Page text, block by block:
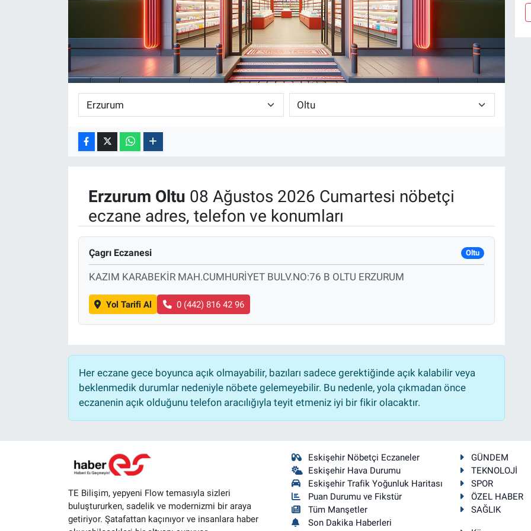
Erzurum Oltu 08 Ağustos 2026 Cumartesi nöbetçi
eczane adres, telefon ve konumları
Çagrı Eczanesi Oltu
KAZIM KARABEKİR MAH.CUMHURİYET BULV.NO:76 B OLTU ERZURUM
Yol Tarifi Al 0 (442) 816 42 96
Her eczane gece boyunca açık olmayabilir, bazıları sadece gerektiğinde açık kalabilir veya
beklenmedik durumlar nedeniyle nöbete gelemeyebilir. Bu nedenle, yola çıkmadan önce
eczanenin açık olduğunu telefon aracılığıyla teyit etmeniz iyi bir fikir olacaktır.
TE Bilişim, yepyeni Flow temasıyla sizleri
buluştururken, sadelik ve modernizmi bir araya
getiriyor. Şatafattan kaçınıyor ve insanlara haber
Eskişehir Nöbetçi Eczaneler
Eskişehir Hava Durumu
Eskişehir Trafik Yoğunluk Haritası
Puan Durumu ve Fikstür
Tüm Manşetler
Son Dakika Haberleri
GÜNDEM
TEKNOLOJİ
SPOR
ÖZEL HABER
SAĞLIK